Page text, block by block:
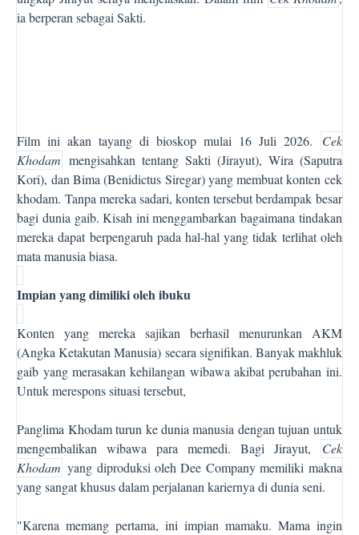
ia berperan sebagai Sakti.
Film ini akan tayang di bioskop mulai 16 Juli 2026.
Cek
Khodam mengisahkan tentang Sakti (Jirayut), Wira (Saputra
Kori), dan Bima (Benidictus Siregar) yang membuat konten cek
khodam. Tanpa mereka sadari, konten tersebut berdampak besar
bagi dunia gaib. Kisah ini menggambarkan bagaimana tindakan
mereka dapat berpengaruh pada hal-hal yang tidak terlihat oleh
mata manusia biasa.
Impian yang dimiliki oleh ibuku
Konten yang mereka sajikan berhasil menurunkan AKM
(Angka Ketakutan Manusia) secara signifikan. Banyak makhluk
gaib yang merasakan kehilangan wibawa akibat perubahan ini.
Untuk merespons situasi tersebut,
Panglima Khodam turun ke dunia manusia dengan tujuan untuk
mengembalikan wibawa para memedi. Bagi Jirayut,
Cek
Khodam yang diproduksi oleh Dee Company memiliki makna
yang sangat khusus dalam perjalanan kariernya di dunia seni.
"Karena memang pertama, ini impian mamaku. Mama ingin